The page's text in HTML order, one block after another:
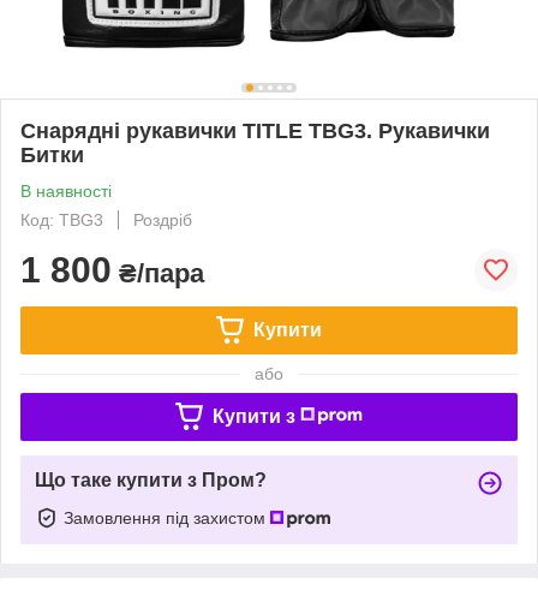
Снарядні рукавички TITLE TBG3. Рукавички
Битки
В наявності
Код: TBG3
Роздріб
1 800 ₴/пара
Купити
або
Купити з
Що таке купити з Пром?
Замовлення під захистом